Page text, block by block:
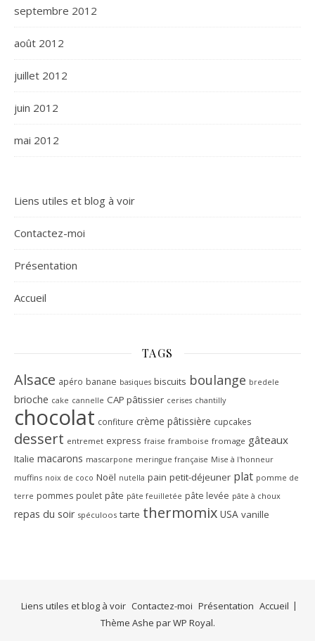
septembre 2012
août 2012
juillet 2012
juin 2012
mai 2012
Liens utiles et blog à voir
Contactez-moi
Présentation
Accueil
TAGS
Alsace apéro banane basiques biscuits boulange bredele
brioche cake cannelle CAP pâtissier cerises chantilly
chocolat confiture crème pâtissière cupcakes
dessert entremet express fraise framboise fromage gâteaux
Italie macarons mascarpone meringue française Mise à l'honneur
muffins noix de coco Noël nutella pain petit-déjeuner plat pomme de
terre pommes poulet pâte pâte feuilletée pâte levée pâte à choux
repas du soir spéculoos tarte thermomix USA vanille
Liens utiles et blog à voir Contactez-moi Présentation Accueil
Thème Ashe parWP Royal.